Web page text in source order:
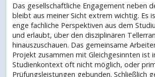
Das gesellschaftliche Engagement neben
bleibt aus meiner Sicht extrem wichtig. Es
enge fachliche Perspektiven aus dem
und erlaubt, über den disziplinären
hinauszuschauen. Das gemeinsame
Projekt zusammen mit Gleichgesinnten ist
Studienkontext oft nicht möglich, oder
Prüfungsleistungen gebunden. Schließlich